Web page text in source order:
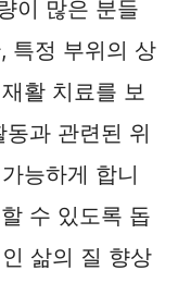
이 많은 분들
특정 부위의 상
활 치료를 보
과 관련된 위
능하게 합니
수 있도록 돕
삶의 질 향상